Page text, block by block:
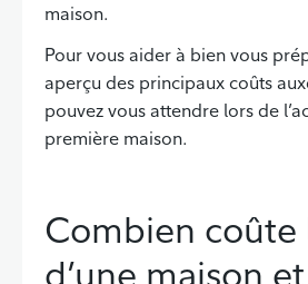
maison.
Pour vous aider à bien vous
aperçu des principaux coûts
pouvez vous attendre lors de
première maison.
Combien coûte
d’une maison et